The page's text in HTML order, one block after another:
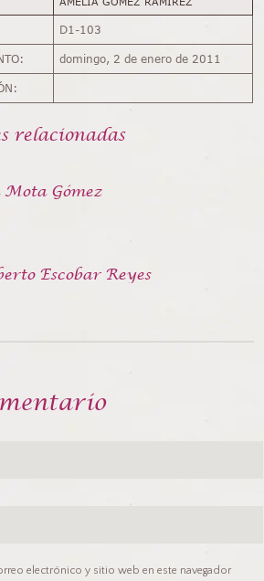
D1-103
domingo, 2 de enero de 2011
relacionadas
Gómez
Escobar Reyes
electrónico y sitio web en este navegador